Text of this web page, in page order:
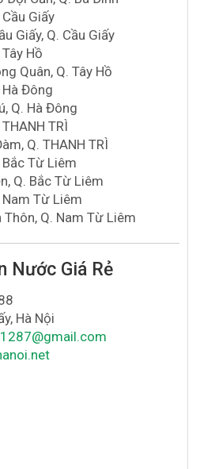
Giấy
Giấy, Q. Cầu Giấy
Hồ
Quân, Q. Tây Hồ
Hà Đông
Q. Hà Đông
TRÌ
Q. THANH TRÌ
Bắc Từ Liêm
Q. Bắc Từ Liêm
Nam Từ Liêm
Q. Nam Từ Liêm
Nước Giá Rẻ
Hà Nội